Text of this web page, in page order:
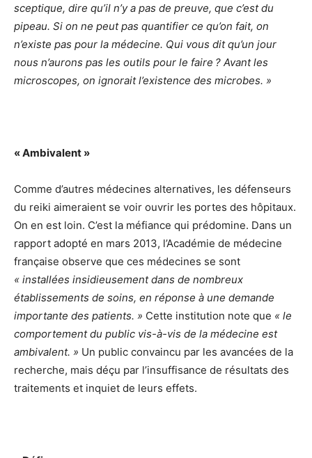
sceptique, dire qu’il n’y a pas de preuve, que c’est du
pipeau. Si on ne peut pas quantifier ce qu’on fait, on
n’existe pas pour la médecine. Qui vous dit qu’un jour
nous n’aurons pas les outils pour le faire ? Avant les
microscopes, on ignorait l’existence des microbes. »
« Ambivalent »
Comme d’autres médecines alternatives, les défenseurs
du reiki aimeraient se voir ouvrir les portes des hôpitaux.
On en est loin. C’est la méfiance qui prédomine. Dans un
rapport adopté en mars 2013, l’Académie de médecine
française observe que ces médecines se sont
« installées insidieusement dans de nombreux
établissements de soins, en réponse à une demande
importante des patients. » Cette institution note que « le
comportement du public vis-à-vis de la médecine est
ambivalent. » Un public convaincu par les avancées de la
recherche, mais déçu par l’insuffisance de résultats des
traitements et inquiet de leurs effets.